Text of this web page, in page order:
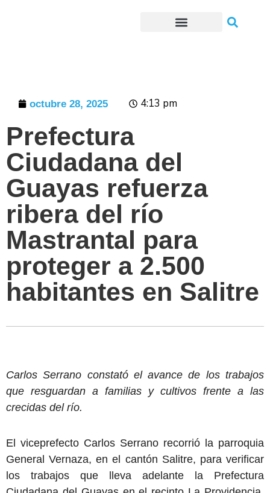
octubre 28, 2025 4:13 pm
Prefectura
Ciudadana del
Guayas refuerza
ribera del río
Mastrantal para
proteger a 2.500
habitantes en Salitre
Carlos Serrano constató el avance de los trabajos
que resguardan a familias y cultivos frente a las
crecidas del río.
El viceprefecto Carlos Serrano recorrió la parroquia
General Vernaza, en el cantón Salitre, para verificar
los trabajos que lleva adelante la Prefectura